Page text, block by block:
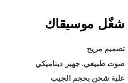
شغّل موسيقاك
تصميم مريح
صوت طبيعي. جهير ديناميكي
علبة شحن بحجم الجيب